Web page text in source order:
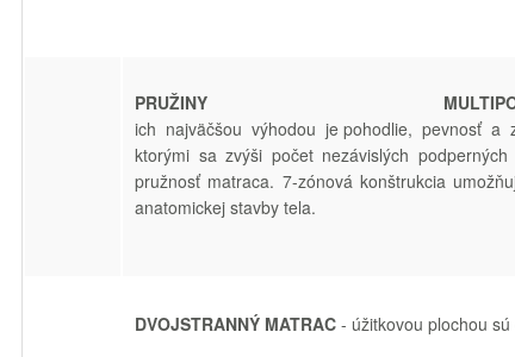
PRUŽINY
ich najväčšou výhodou je pohodlie, pevnosť a
ktorými sa zvýši počet nezávislých podperných
pružnosť matraca. 7-zónová konštrukcia
anatomickej stavby tela.
DVOJSTRANNÝ MATRAC - úžitkovou plochou sú